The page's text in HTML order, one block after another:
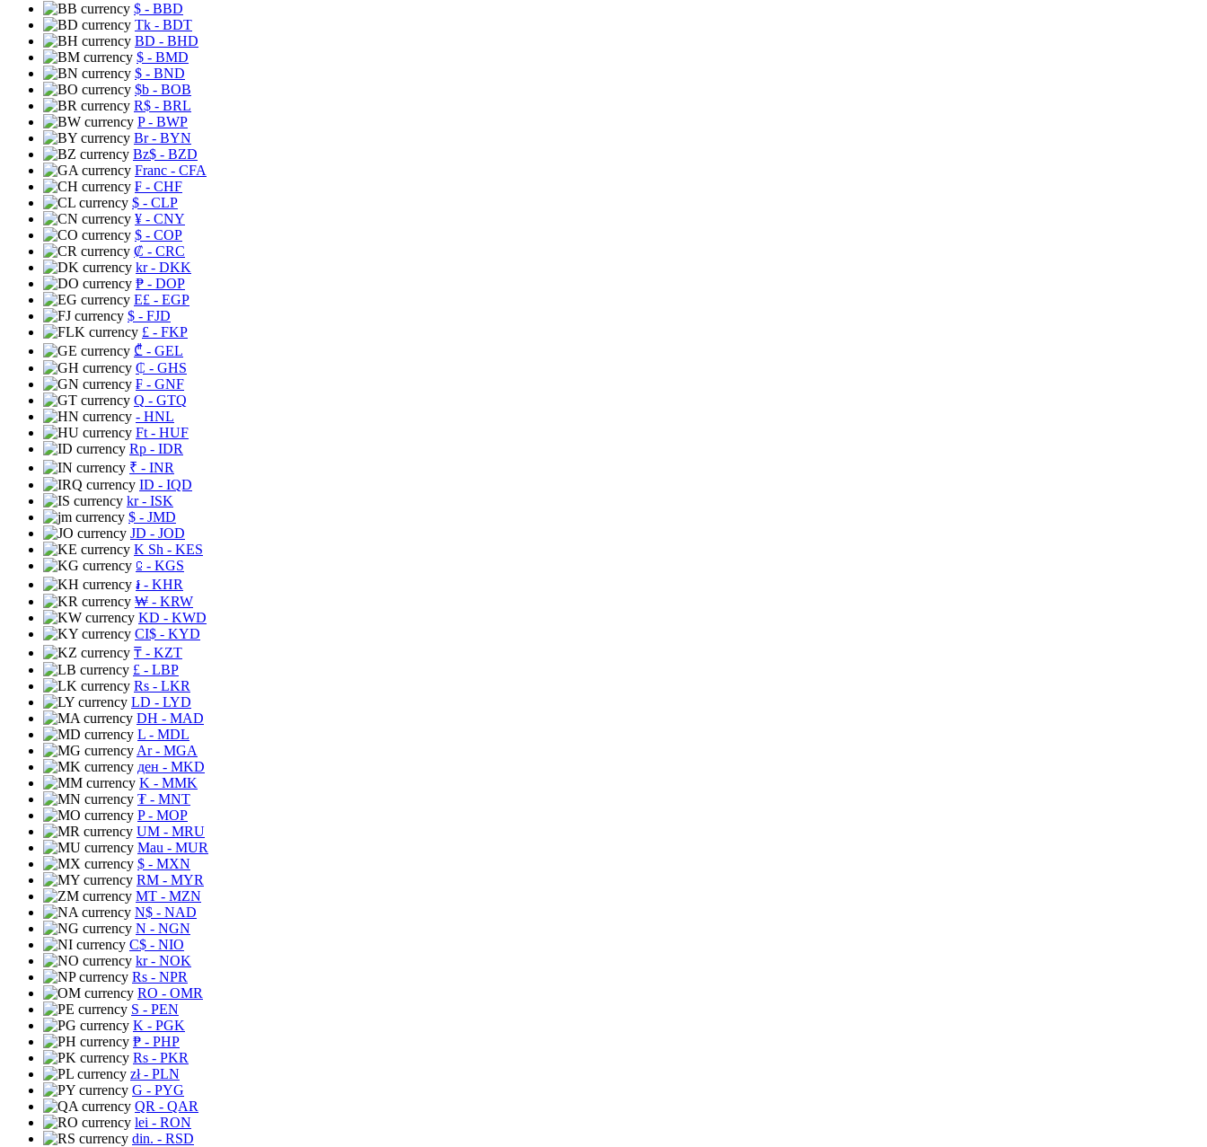
$ - BBD
Tk - BDT
BD - BHD
$ - BMD
$ - BND
$b - BOB
R$ - BRL
P- BWP
Br- BYN
Bz$ - BZD
Franc - CFA
₣ - CHF
$ - CLP
¥ - CNY
$ - COP
₡ - CRC
kr- DKK
₱ - DOP
E£ - EGP
$ - FJD
£ - FKP
₾ - GEL
₵ - GHS
₣ - GNF
Q - GTQ
- HNL
Ft - HUF
Rp - IDR
₹ - INR
ID - IQD
kr- ISK
$ - JMD
JD - JOD
K Sh - KES
⃀ - KGS
៛ - KHR
₩ - KRW
KD - KWD
CI$ - KYD
₸ - KZT
£ - LBP
Rs - LKR
LD - LYD
DH - MAD
L - MDL
Ar- MGA
ден - MKD
K - MMK
₮ - MNT
P- MOP
UM - MRU
Mau - MUR
$ - MXN
RM - MYR
MT - MZN
N$ - NAD
N - NGN
C$ - NIO
kr- NOK
Rs - NPR
RO - OMR
S - PEN
K - PGK
₱ - PHP
Rs - PKR
zł- PLN
G - PYG
QR - QAR
lei - RON
din. - RSD